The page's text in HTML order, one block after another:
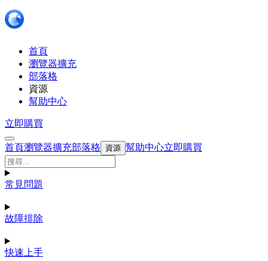
首頁
瀏覽器擴充
部落格
資源
幫助中心
立即購買
首頁瀏覽器擴充部落格 資源 幫助中心立即購買
常見問題
故障排除
快速上手